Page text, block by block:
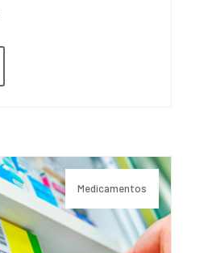
Medicamentos